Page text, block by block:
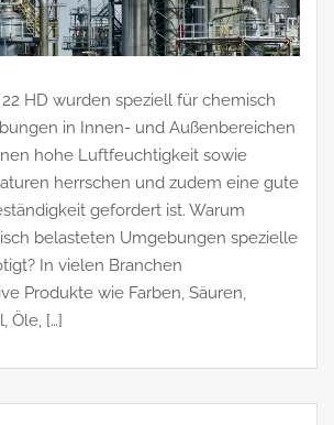
HD wurden speziell für chemisch
in Innen- und Außenbereichen
hohe Luftfeuchtigkeit sowie
herrschen und zudem eine gute
gefordert ist. Warum
belasteten Umgebungen spezielle
In vielen Branchen
Produkte wie Farben, Säuren,
Öle, […]